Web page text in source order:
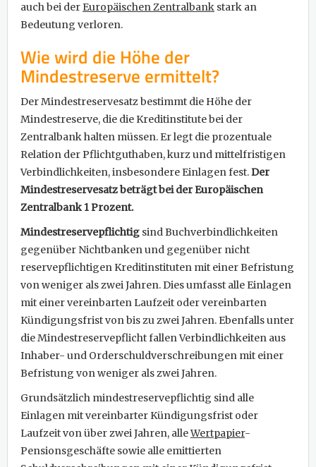
auch bei der Europäischen Zentralbank stark an
Bedeutung verloren.
Wie wird die Höhe der
Mindestreserve ermittelt?
Der Mindestreservesatz bestimmt die Höhe der
Mindestreserve, die die Kreditinstitute bei der
Zentralbank halten müssen. Er legt die prozentuale
Relation der Pflichtguthaben, kurz und mittelfristigen
Verbindlichkeiten, insbesondere Einlagen fest.Der
Mindestreservesatz beträgt bei der Europäischen
Zentralbank 1 Prozent.
Mindestreservepflichtig sind Buchverbindlichkeiten
gegenüber Nichtbanken und gegenüber nicht
reservepflichtigen Kreditinstituten mit einer Befristung
von weniger als zwei Jahren. Dies umfasst alle Einlagen
mit einer vereinbarten Laufzeit oder vereinbarten
Kündigungsfrist von bis zu zwei Jahren. Ebenfalls unter
die Mindestreservepflicht fallen Verbindlichkeiten aus
Inhaber- und Orderschuldverschreibungen mit einer
Befristung von weniger als zwei Jahren.
Grundsätzlich mindestreservepflichtig sind alle
Einlagen mit vereinbarter Kündigungsfrist oder
Laufzeit von über zwei Jahren, alleWertpapier-
Pensionsgeschäfte sowie alle emittierten